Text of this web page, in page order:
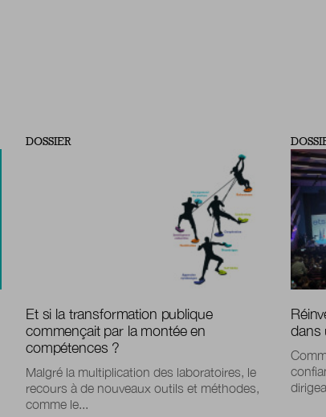
DOSSIER
Et si la transformation publique
commençait par la montée en
compétences ?
Malgré la multiplication des laboratoires, le
recours à de nouveaux outils et méthodes,
comme le...
dans